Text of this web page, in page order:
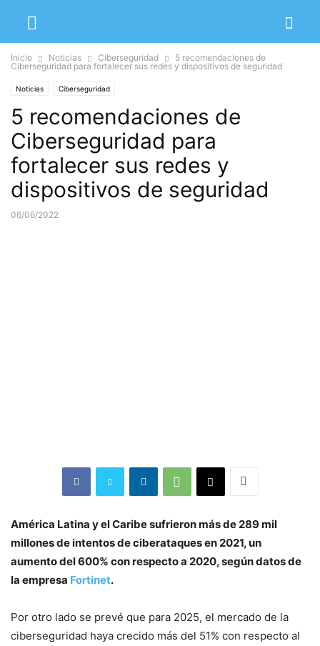
Inicio Noticias Ciberseguridad
5 recomendaciones de
Ciberseguridad para fortalecer sus redes y dispositivos de seguridad
Noticias Ciberseguridad
5 recomendaciones de
Ciberseguridad para
fortalecer sus redes y
dispositivos de seguridad
06/06/2022
América Latina y el Caribe sufrieron más de 289 mil
millones de intentos de ciberataques en 2021, un
aumento del 600% con respecto a 2020, según datos de
la empresa Fortinet.
Por otro lado se prevé que para 2025, el mercado de la
ciberseguridad haya crecido más del 51% con respecto al